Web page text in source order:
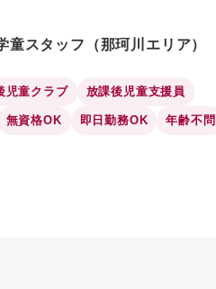
童スタッフ（那珂川エリア）
児童クラブ 放課後児童支援員
無資格OK 即日勤務OK 年齢不問